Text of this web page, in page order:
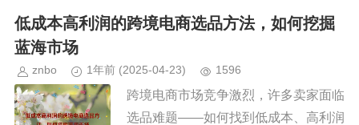
要依赖高效的数据分析工具来挖...
低成本高利润的跨境电商选品方法，如何挖掘
蓝海市场
znbo 1年前 (2025-04-23) 1596
跨境电商市场竞争激烈，许多卖家面临
选品难题——如何找到低成本、高利润